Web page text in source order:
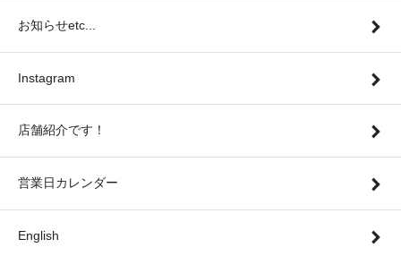
お知らせetc...
Instagram
店舗紹介です！
営業日カレンダー
English